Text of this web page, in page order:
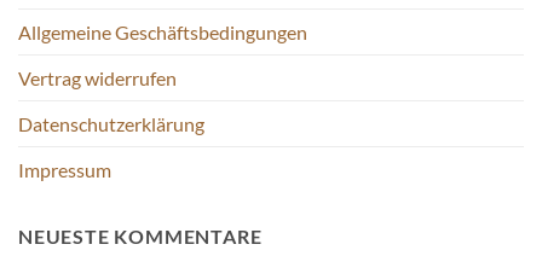
Produktseite
Allgemeine Geschäftsbedingungen
Vertrag widerrufen
Datenschutzerklärung
Impressum
NEUESTE KOMMENTARE